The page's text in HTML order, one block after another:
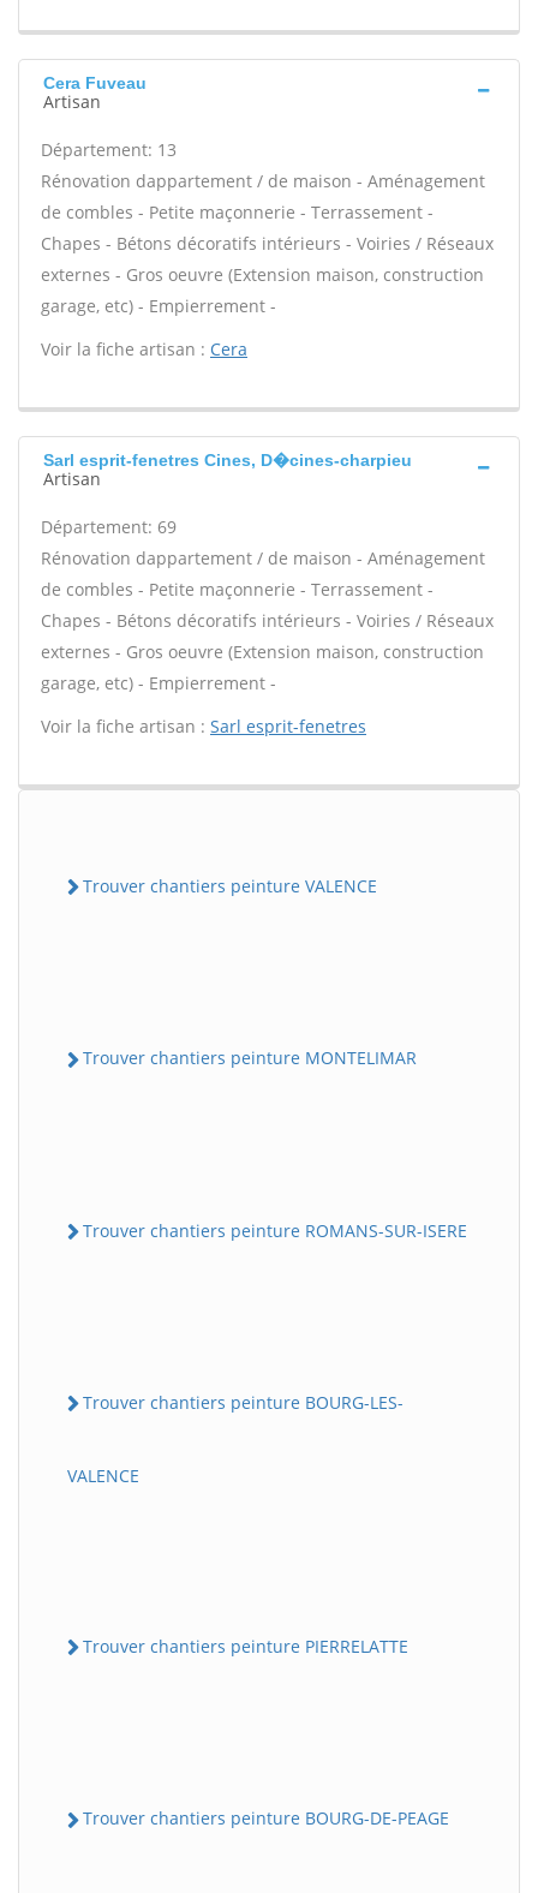
Cera Fuveau
Artisan
Département: 13
Rénovation dappartement / de maison - Aménagement
de combles - Petite maçonnerie - Terrassement -
Chapes - Bétons décoratifs intérieurs - Voiries / Réseaux
externes - Gros oeuvre (Extension maison, construction
garage, etc) - Empierrement -
Voir la fiche artisan : Cera
Sarl esprit-fenetres Cines, D�cines-charpieu
Artisan
Département: 69
Rénovation dappartement / de maison - Aménagement
de combles - Petite maçonnerie - Terrassement -
Chapes - Bétons décoratifs intérieurs - Voiries / Réseaux
externes - Gros oeuvre (Extension maison, construction
garage, etc) - Empierrement -
Voir la fiche artisan : Sarl esprit-fenetres
Trouver chantiers peinture VALENCE
Trouver chantiers peinture MONTELIMAR
Trouver chantiers peinture ROMANS-SUR-ISERE
Trouver chantiers peinture BOURG-LES-
VALENCE
Trouver chantiers peinture PIERRELATTE
Trouver chantiers peinture BOURG-DE-PEAGE